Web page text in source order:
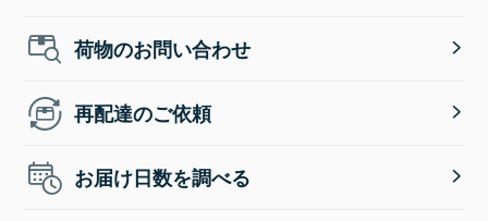
荷物のお問い合わせ
再配達のご依頼
お届け日数を調べる